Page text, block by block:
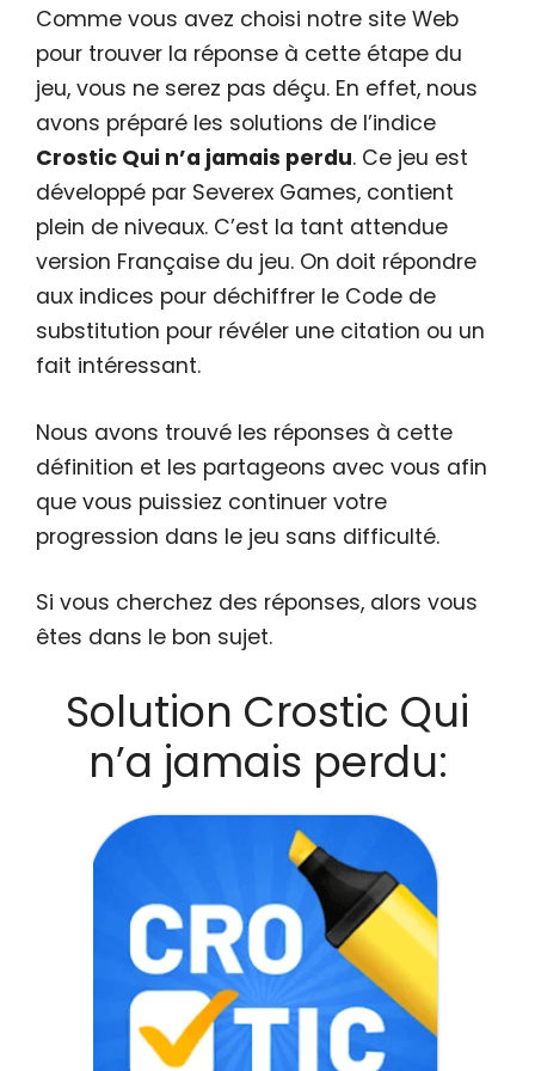
Comme vous avez choisi notre site Web
pour trouver la réponse à cette étape du
jeu, vous ne serez pas déçu. En effet, nous
avons préparé les solutions de l’indice
Crostic Qui n’a jamais perdu. Ce jeu est
développé par Severex Games, contient
plein de niveaux. C’est la tant attendue
version Française du jeu. On doit répondre
aux indices pour déchiffrer le Code de
substitution pour révéler une citation ou un
fait intéressant.
Nous avons trouvé les réponses à cette
définition et les partageons avec vous afin
que vous puissiez continuer votre
progression dans le jeu sans difficulté.
Si vous cherchez des réponses, alors vous
êtes dans le bon sujet.
Solution Crostic Qui
n’a jamais perdu: